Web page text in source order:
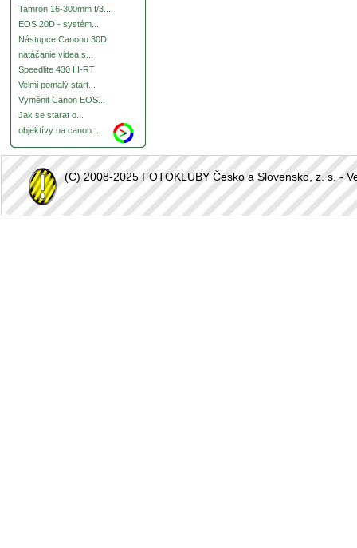
Tamron 16-300mm f/3....
EOS 20D - systém....
Nástupce Canonu 30D
natáčanie videa s...
Speedlite 430 III-RT
Velmi pomalý start...
Vyměnit Canon EOS...
Jak se starat o...
objektívy na canon...
(C) 2008-2025 FOTOKLUBY Česko a Slovensko, z. s. -